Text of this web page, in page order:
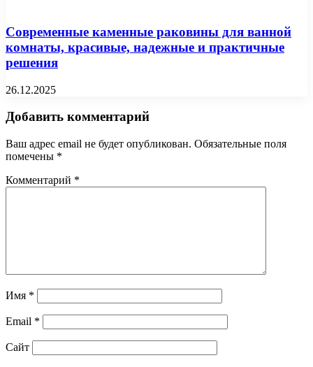
Современные каменные раковины для ванной
комнаты, красивые, надежные и практичные
решения
26.12.2025
Добавить комментарий
Ваш адрес email не будет опубликован. Обязательные поля
помечены *
Комментарий *
Имя *
Email *
Сайт